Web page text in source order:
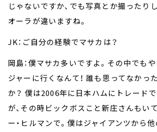
じゃないですか、でも写真とか撮ったりし
オーラが違いますね。
JK：ご自分の経験でマサカは？
岡島：僕マサカ多いですよ。その中でもや
ジャーに行くなんて！ 誰も思ってなかっ
か？ 僕は2006年に日本ハムにトレード
が、その時ビックボスこと新庄さんもい
ー・ヒルマンで。僕はジャイアンツから